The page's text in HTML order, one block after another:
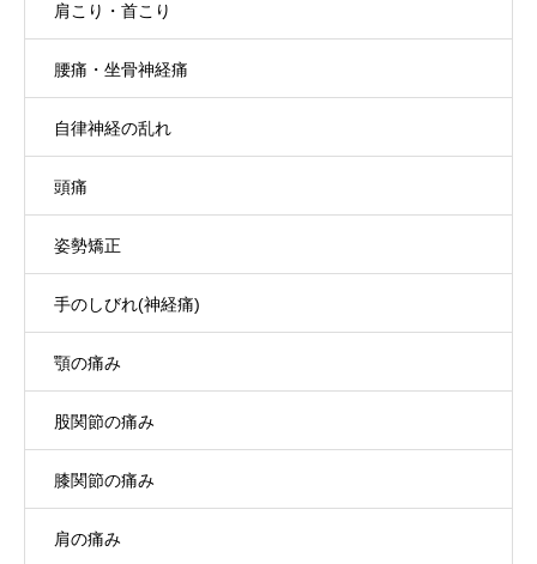
肩こり・首こり
腰痛・坐骨神経痛
自律神経の乱れ
頭痛
姿勢矯正
手のしびれ(神経痛)
顎の痛み
股関節の痛み
膝関節の痛み
肩の痛み